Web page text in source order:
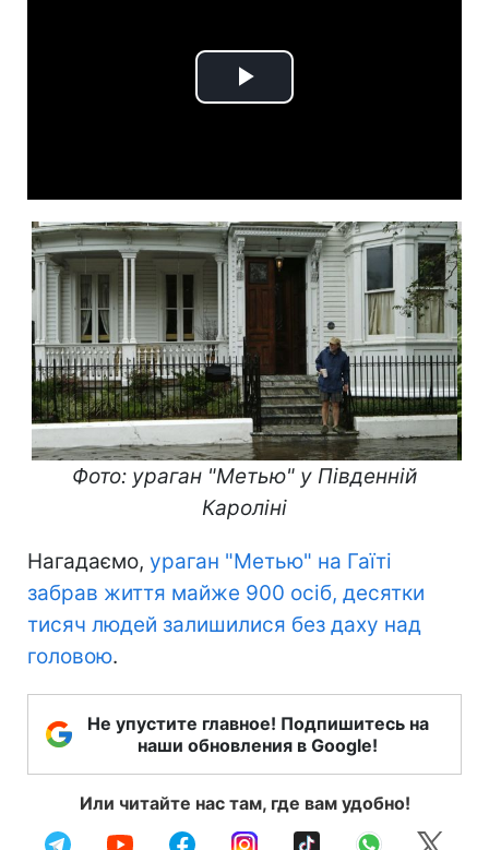
Play
Фото: ураган "Метью" у Південній
Кароліні
Нагадаємо, ураган "Метью" на Гаїті
забрав життя майже 900 осіб, десятки
тисяч людей залишилися без даху над
головою.
Не упустите главное! Подпишитесь на
наши обновления в Google!
Или читайте нас там, где вам удобно!